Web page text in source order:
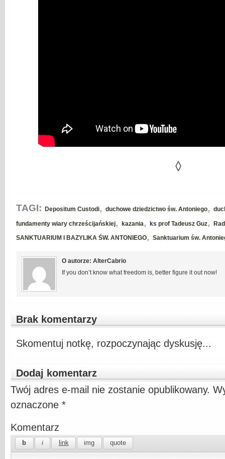
◊
TAGI: Depositum Custodi, duchowe dziedzictwo św. Antoniego,
fundamenty wiary chrześcijańskiej, kazania , ks prof Tadeusz Guz,
SANKTUARIUM I BAZYLIKA ŚW. ANTONIEGO, Sanktuarium św.
O autorze: AlterCabrio
If you don’t know what freedom is, better figure it out now!
Brak komentarzy
Skomentuj notkę, rozpoczynając dyskusję...
Dodaj komentarz
Twój adres e-mail nie zostanie opublikowany.
oznaczone *
Komentarz